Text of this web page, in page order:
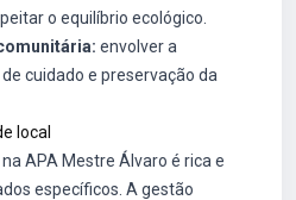
o equilíbrio ecológico.
envolver a
cuidado e preservação da
local
APA Mestre Álvaro é rica e
específicos. A gestão